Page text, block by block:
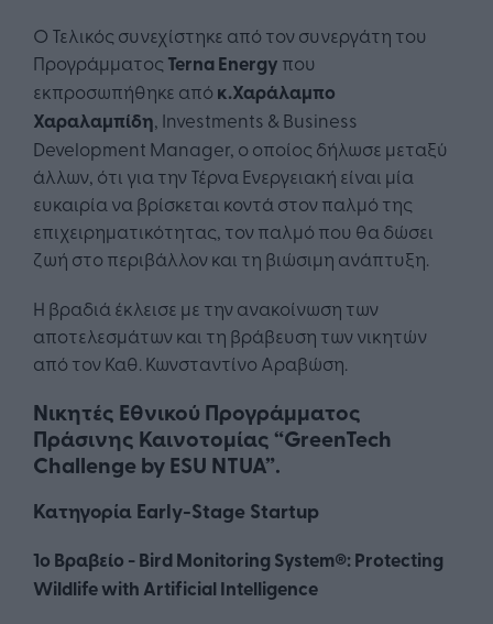
O Τελικός συνεχίστηκε από τον συνεργάτη του
Προγράμματος Terna Energy που
εκπροσωπήθηκε από κ.Χαράλαμπο
Χαραλαμπίδη, Investments & Business
Development Manager, o οποίος δήλωσε μεταξύ
άλλων, ότι για την Τέρνα Ενεργειακή είναι μία
ευκαιρία να βρίσκεται κοντά στον παλμό της
επιχειρηματικότητας, τον παλμό που θα δώσει
ζωή στο περιβάλλον και τη βιώσιμη ανάπτυξη.
Η βραδιά έκλεισε με την ανακοίνωση των
αποτελεσμάτων και τη βράβευση των νικητών
από τον Καθ. Κωνσταντίνο Αραβώση.
Νικητές Εθνικού Προγράμματος
Πράσινης Καινοτομίας “GreenTech
Challenge by ESU NTUA”.
Κατηγορία Early-Stage Startup
1ο Βραβείο - Bird Monitoring System®: Protecting
Wildlife with Artificial Intelligence